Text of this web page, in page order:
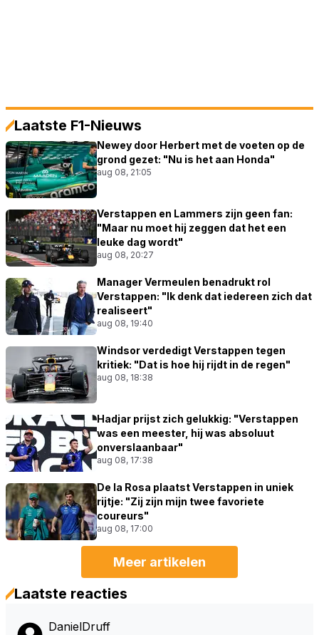
Laatste F1-Nieuws
Newey door Herbert met de voeten op de
grond gezet: "Nu is het aan Honda"
aug 08, 21:05
Verstappen en Lammers zijn geen fan:
"Maar nu moet hij zeggen dat het een
leuke dag wordt"
aug 08, 20:27
Manager Vermeulen benadrukt rol
Verstappen: "Ik denk dat iedereen zich dat
realiseert"
aug 08, 19:40
Windsor verdedigt Verstappen tegen
kritiek: "Dat is hoe hij rijdt in de regen"
aug 08, 18:38
Hadjar prijst zich gelukkig: "Verstappen
was een meester, hij was absoluut
onverslaanbaar"
aug 08, 17:38
De la Rosa plaatst Verstappen in uniek
rijtje: "Zij zijn mijn twee favoriete
coureurs"
aug 08, 17:00
Meer artikelen
Laatste reacties
DanielDruff